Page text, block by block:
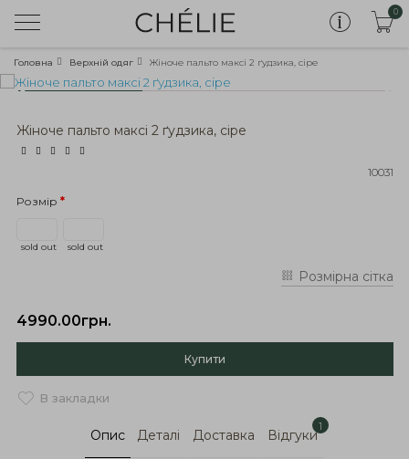
0
Головна Верхній одяг Жіноче пальто максі 2 ґудзика, сіре
Жіноче пальто максі 2 ґудзика, сіре
10031
Розмір
sold out sold out
Розмірна сітка
4990.00грн.
Купити
В закладки
Опис Деталі Доставка Відгуки
1